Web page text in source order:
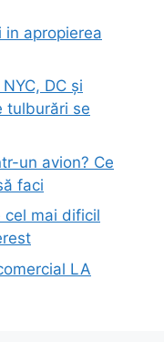
in apropierea
DC și
tulburări se
un avion? Ce
faci
cel mai dificil
LA